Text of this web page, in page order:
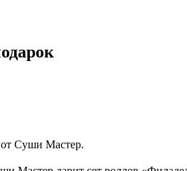
от Суши Мастер.